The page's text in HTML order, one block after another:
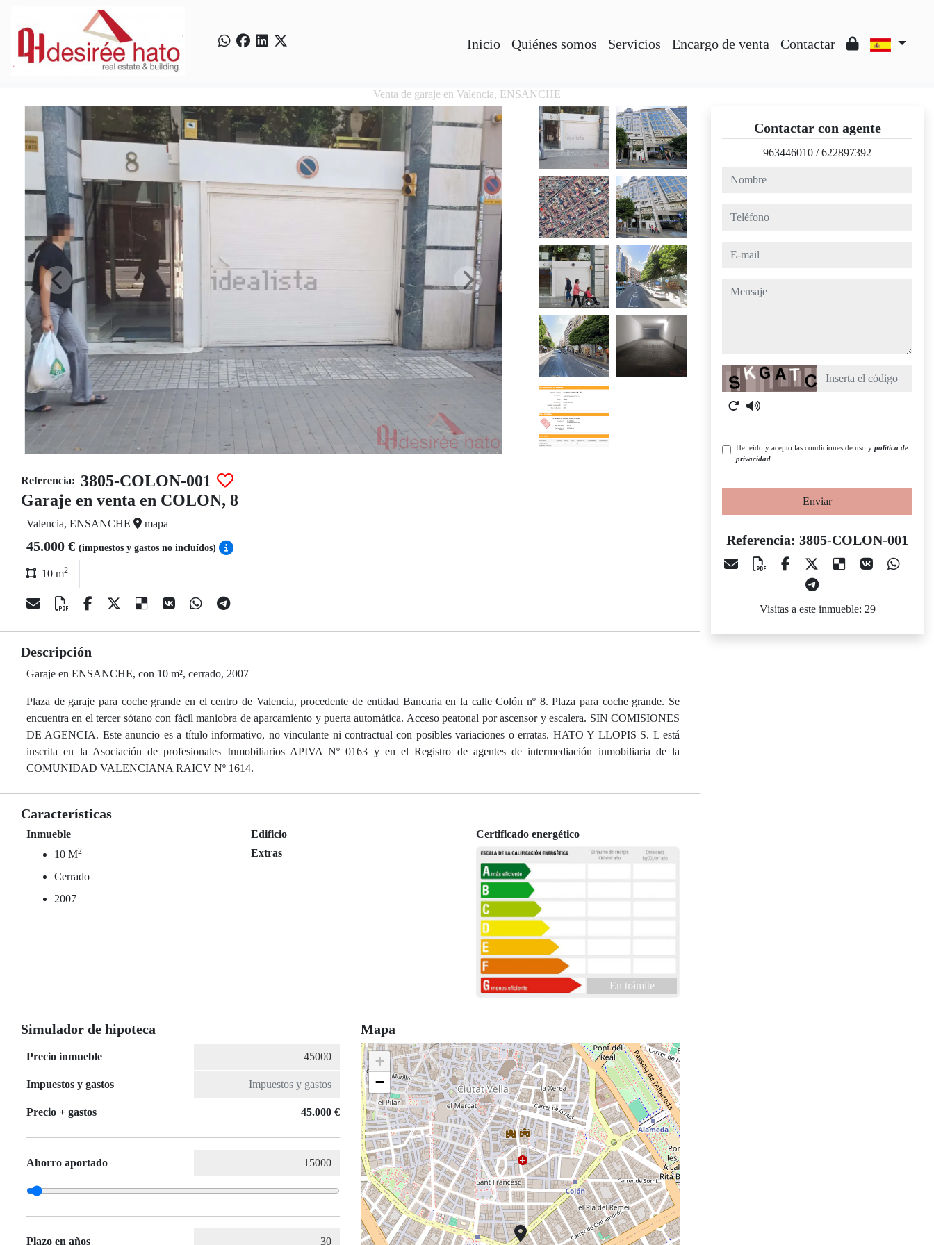
Inicio Quiénes somos Servicios Encargo de venta Contactar
Venta de garaje en Valencia, ENSANCHE
Referencia: 3805-COLON-001
Garaje en venta en COLON, 8
Valencia, ENSANCHE mapa
45.000 € (impuestos y gastos no incluídos)
10 m2
Descripción
Garaje en ENSANCHE, con 10 m², cerrado, 2007
Plaza de garaje para coche grande en el centro de Valencia, procedente de entidad Bancaria en la calle Colón nº 8. Plaza para coche grande. Se
encuentra en el tercer sótano con fácil maniobra de aparcamiento y puerta automática. Acceso peatonal por ascensor y escalera. SIN COMISIONES
DE AGENCIA. Este anuncio es a título informativo, no vinculante ni contractual con posibles variaciones o erratas. HATO Y LLOPIS S. L está
inscrita en la Asociación de profesionales Inmobiliarios APIVA Nº 0163 y en el Registro de agentes de intermediación inmobiliaria de la
COMUNIDAD VALENCIANA RAICV Nº 1614.
Características
Inmueble
10 M2
Cerrado
2007
Edificio
Extras
Certificado energético
En trámite
Simulador de hipoteca
Precio inmueble
Impuestos y gastos
Precio + gastos 45.000 €
Ahorro aportado
Plazo en años
Mapa
+
−
Contactar con agente
963446010 /622897392
nombre
teléfono
e-mail
mensaje
Captcha
He leído y acepto las condiciones de uso y política de
privacidad
Enviar
Referencia: 3805-COLON-001
Visitas a este inmueble: 29